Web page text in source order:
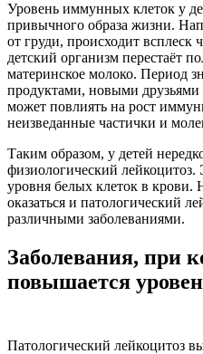
Уровень иммунных клеток у
привычного образа жизни.
от груди, происходит всплеск
детский организм перестаёт
материнское молоко. Период
продуктами, новыми
может повлиять на рост
неизведанные частички и
Таким образом, у детей
физиологический
уровня белых клеток в
оказаться и патологический
различными заболеваниями.
Заболевания, при
повышается
Патологический лейкоцитоз